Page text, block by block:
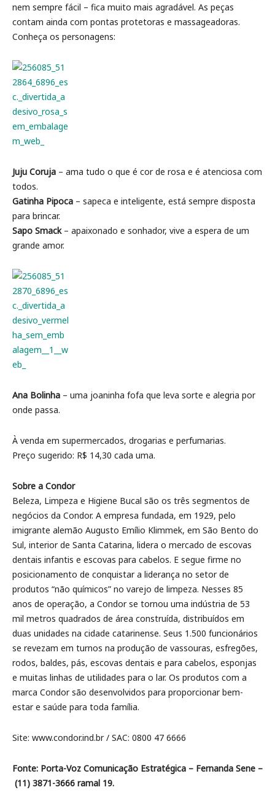
nem sempre fácil – fica muito mais agradável. As peças
contam ainda com pontas protetoras e massageadoras.
Conheça os personagens:
Juju Coruja – ama tudo o que é cor de rosa e é atenciosa com
todos.
Gatinha Pipoca – sapeca e inteligente, está sempre disposta
para brincar.
Sapo Smack– apaixonado e sonhador, vive a espera de um
grande amor.
Ana Bolinha – uma joaninha fofa que leva sorte e alegria por
onde passa.
À venda em supermercados, drogarias e perfumarias.
Preço sugerido: R$ 14,30 cada uma.
Sobre a Condor
Beleza, Limpeza e Higiene Bucal são os três segmentos de
negócios da Condor. A empresa fundada, em 1929, pelo
imigrante alemão Augusto Emílio Klimmek, em São Bento do
Sul, interior de Santa Catarina, lidera o mercado de escovas
dentais infantis e escovas para cabelos. E segue firme no
posicionamento de conquistar a liderança no setor de
produtos “não químicos” no varejo de limpeza. Nesses 85
anos de operação, a Condor se tornou uma indústria de 53
mil metros quadrados de área construída, distribuídos em
duas unidades na cidade catarinense. Seus 1.500 funcionários
se revezam em turnos na produção de vassouras, esfregões,
rodos, baldes, pás, escovas dentais e para cabelos, esponjas
e muitas linhas de utilidades para o lar. Os produtos com a
marca Condor são desenvolvidos para proporcionar bem-
estar e saúde para toda família.
Site: www.condor.ind.br / SAC: 0800 47 6666
Fonte: Porta-Voz Comunicação Estratégica – Fernanda Sene –
(11) 3871-3666 ramal 19.